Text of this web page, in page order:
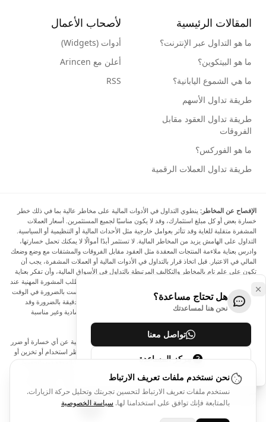
المقالات الرئيسية
ما هو التداول عبر الإنترنت؟
ما هو البيتكوين؟
ما هي الشموع اليابانية؟
طريقة تداول الأسهم
طريقة تداول العقود مقابل
الفروقات
ما هو الفوركس؟
طريقة تداول العملات الرقمية
لأصحاب الأعمال
أدوات (Widgets)
أعلن مع Arincen
RSS
الإفصاح عن المخاطر: ينطوي التداول في الأدوات المالية على مخاطر عالية بما في ذلك خطر
خسارة بعض أو كل مبلغ استثمارك، وقد لا يكون مناسبًا لجميع المستثمرين. أسعار العملات
المشفرة متقلبة للغاية وقد تتأثر بعوامل خارجية مثل الأحداث المالية أو التنظيمية أو السياسية.
التداول على الهامش يزيد من المخاطر المالية. لا تستثمر أبدًا أموالًا لا يمكنك تحمل خسارتها،
وادرس بعناية ملاءمة المنتجات المعقدة مثل العقود مقابل الفروقات والمشتقات مع وضع وضعك
المالي في الاعتبار. قبل اتخاذ قرار بالتداول في الأدوات المالية أو العملات المشفرة، يجب أن
تكون على علم تام بالمخاطر والتكاليف المرتبطة بالتداول في الأسواق المالية، وأن تفكر بعناية
في أهدافك الاستثمارية ومستوى خبرتك ورغبتك في المخاطرة، وأن تطلب المشورة المهنية عند
الحاجة. تود Arincen أن تذكرك بأن البيانات الواردة في هذا الموقع ليست بالضرورة في الوقت
الفعلي وليست دقيقة. البيانات والأسعار الموجودة على الموقع ليست دقيقة بالضرورة وقد
تختلف عن السعر الفعلي في أي سوق معينة، مما يعني أن الأسعار إرشادية وغير مناسبة
لأغراض التداول.
لن يتحمل Arincen وأي مزود للبيانات الواردة في هذا الموقع المسؤولية عن أي خسارة أو ضرر
نتيجة لتداولك، أو اعتمادك على المعلومات الواردة في هذا الموقع. يحظر استخدام أو تخزين أو
إعادة إنتاج أو عرض أو تعديل أو نقل أو توزيع البيانات الموجودة في هذا الموقع دون الحصول
على إذن كتابي صريح مسبق من Arincen و/أو مزود البيانات. جميع حقوق الملكية الفكرية
محفوظة من قبل مقدمي الخدمة و/أو البورصة التي تقدم البيانات الواردة في هذا الموقع. قد
يتم تعويض Arincen من قبل المعلنين الذين يظهرون على الموقع، بناءً على تفاعلك مع
الإعلانات أو المعلنين.
هل تحتاج مساعدة؟
نحن هنا لمساعدتك
تواصل معنا
مركز المساعدة
نحن نستخدم ملفات تعريف الارتباط
نستخدم ملفات تعريف الارتباط لتحسين تجربتك وتحليل حركة الزيارات.
بالمتابعة فإنك توافق على استخدامنا لها. سياسة الخصوصية